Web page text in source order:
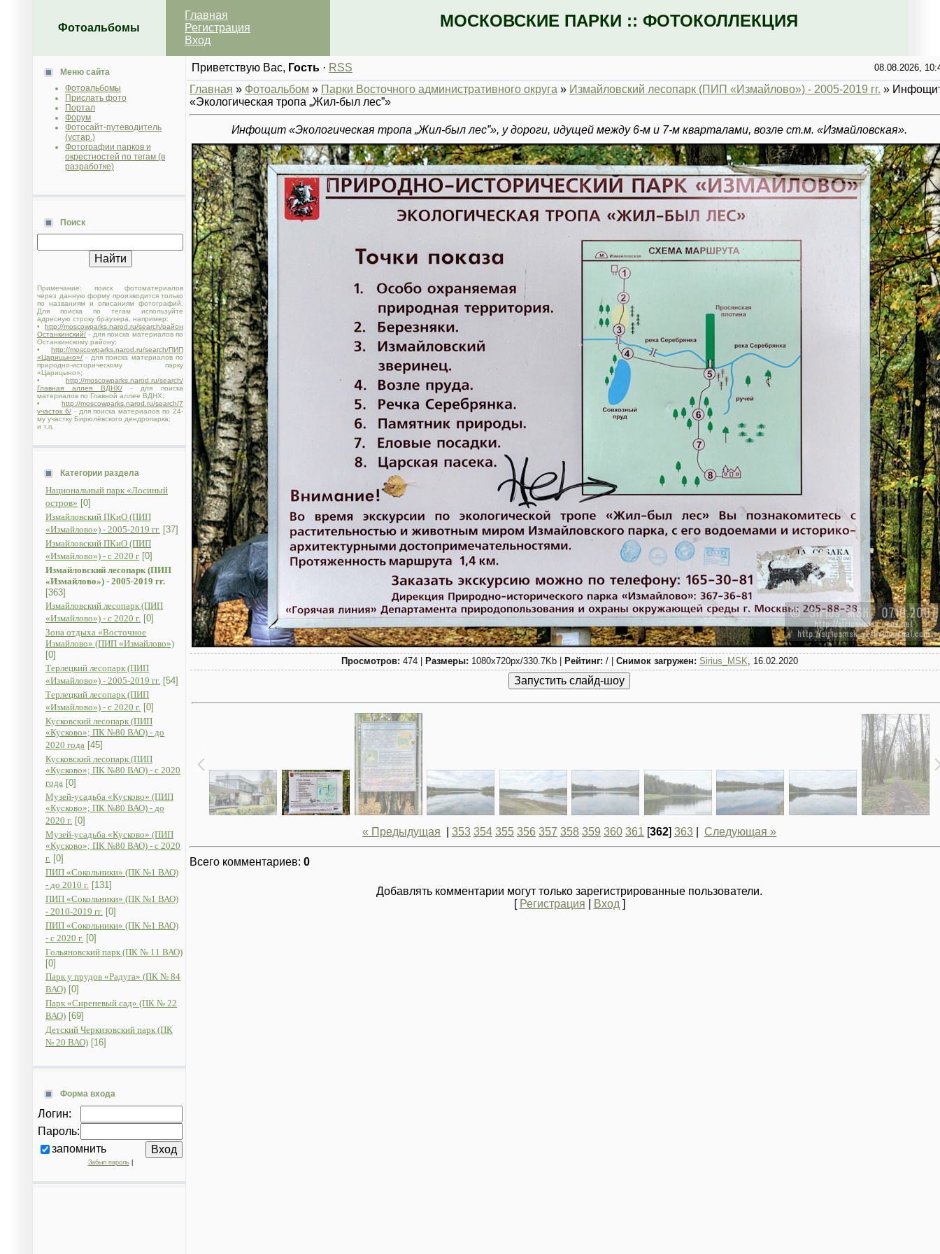
Фотоальбомы
Главная
Регистрация
Вход
МОСКОВСКИЕ ПАРКИ :: ФОТОКОЛЛЕКЦИЯ
Меню сайта
Фотоальбомы
Прислать фото
Портал
Форум
Фотосайт-путеводитель
(устар.)
Фотографии парков и
окрестностей по тегам (в
разработке)
Поиск
Примечание: поиск фотоматериалов
через данную форму производится только
по названиям и описаниям фотографий.
Для поиска по тегам используйте
адресную строку браузера, например:
• http://moscowparks.narod.ru/search/район
Останкинский/ - для поиска материалов по
Останкинскому району;
• http://moscowparks.narod.ru/search/ПИП
«Царицыно»/ - для поиска материалов по
природно-историческому парку
«Царицыно»;
• http://moscowparks.narod.ru/search/
Главная аллея ВДНХ/- для поиска
материалов по Главной аллее ВДНХ;
• http://moscowparks.narod.ru/search/7
участок 6/- для поиска материалов по 24-
му участку Бирюлёвского дендропарка;
и т.п.
Категории раздела
Национальный парк «Лосиный
остров» [0]
Измайловский ПКиО (ПИП
«Измайлово») - 2005-2019 гг. [37]
Измайловский ПКиО (ПИП
«Измайлово») - с 2020 г [0]
Измайловский лесопарк (ПИП
«Измайлово») - 2005-2019 гг.
[363]
Измайловский лесопарк (ПИП
«Измайлово») - с 2020 г. [0]
Зона отдыха «Восточное
Измайлово» (ПИП «Измайлово»)
[0]
Терлецкий лесопарк (ПИП
«Измайлово») - 2005-2019 гг. [54]
Терлецкий лесопарк (ПИП
«Измайлово») - с 2020 г. [0]
Кусковский лесопарк (ПИП
«Кусково»; ПК №80 ВАО) - до
2020 года [45]
Кусковский лесопарк (ПИП
«Кусково»; ПК №80 ВАО) - с 2020
года [0]
Музей-усадьба «Кусково» (ПИП
«Кусково»; ПК №80 ВАО) - до
2020 г. [0]
Музей-усадьба «Кусково» (ПИП
«Кусково»; ПК №80 ВАО) - с 2020
г. [0]
ПИП «Сокольники» (ПК №1 ВАО)
- до 2010 г. [131]
ПИП «Сокольники» (ПК №1 ВАО)
- 2010-2019 гг. [0]
ПИП «Сокольники» (ПК №1 ВАО)
- с 2020 г. [0]
Гольяновский парк (ПК № 11 ВАО)
[0]
Парк у прудов «Радуга» (ПК № 84
ВАО) [0]
Парк «Сиреневый сад» (ПК № 22
ВАО) [69]
Детский Черкизовский парк (ПК
№ 20 ВАО) [16]
Форма входа
Логин:
Пароль:
запомнить
Забыл пароль|
Приветствую Вас, Гость · RSS 08.08.2026,
Главная » Фотоальбом » Парки Восточного административного округа » Измайловский лесопарк (ПИП «Измайлово») - 2005-2019 гг. »
«Экологическая тропа „Жил-был лес”»
Инфощит «Экологическая тропа „Жил-был лес”», у дороги, идущей между 6-м и 7-м кварталами, возле ст.м. «Измайловская».
Просмотров: 474 | Размеры: 1080x720px/330.7Kb | Рейтинг: / | Снимок загружен: Sirius_MSK, 16.02.2020
« Предыдущая 353 354 355 356 357 358 359 360 361 [362] 363 Следующая »
Всего комментариев: 0
Добавлять комментарии могут только зарегистрированные пользователи.
[ Регистрация Вход ]